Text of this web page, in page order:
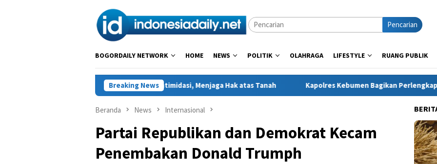
Pencarian
BOGORDAILY NETWORK HOME NEWS POLITIK OLAHRAGA LIFESTYLE RUANG PUBLIK
Breaking News
Petani Sukajaya: Melawan Intimidasi, Menjaga Hak atas Tanah Kapolres Kebumen Bagikan Perlengkapan Sekolah
Beranda News Internasional
Partai Republikan dan Demokrat Kecam
Penembakan Donald Trumph